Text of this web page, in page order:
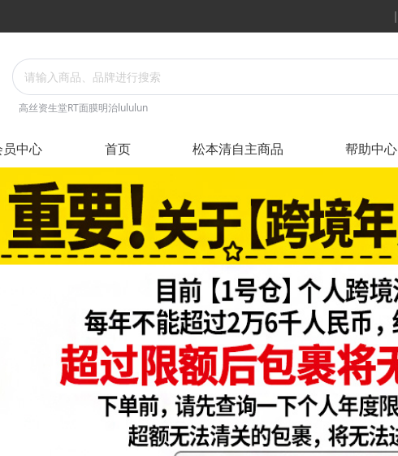
高丝资生堂RT面膜明治lululun
员中心 首页 松本清自主商品 帮助中心